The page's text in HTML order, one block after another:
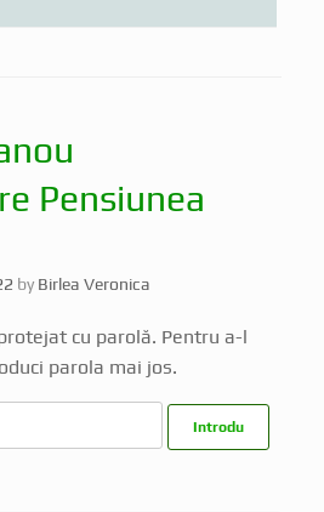
Pensiunea
by Birlea Veronica
cu parolă. Pentru a-l
parola mai jos.